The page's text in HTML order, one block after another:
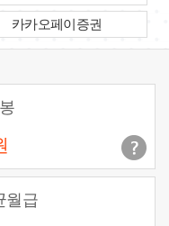
카카오페이증권
월급